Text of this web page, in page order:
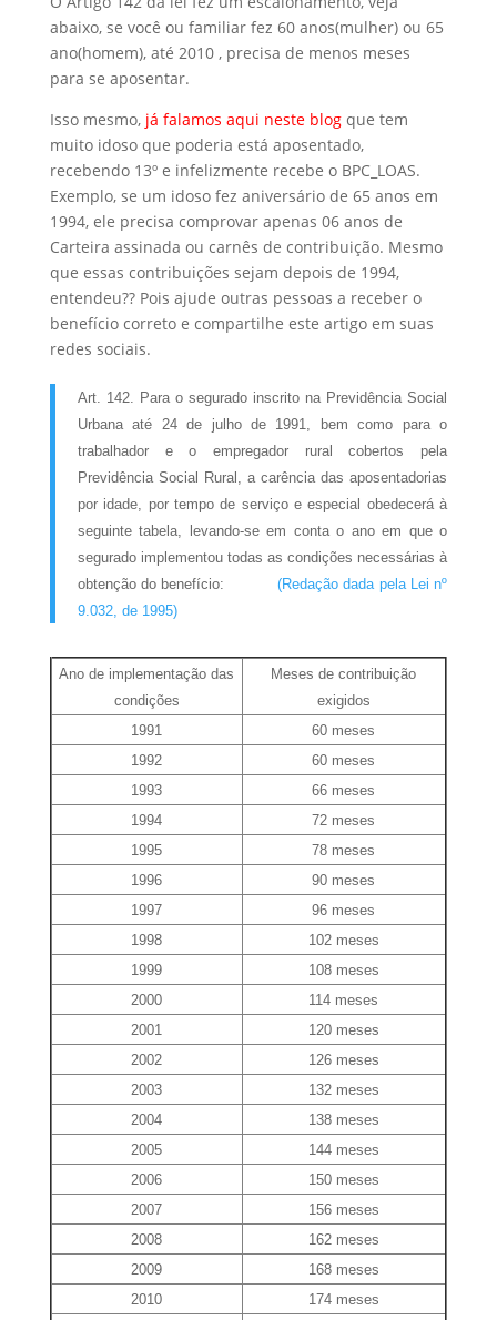
abaixo, se você ou familiar fez 60 anos(mulher) ou 65
ano(homem), até 2010 , precisa de menos meses
para se aposentar.
Isso mesmo,já falamos aqui neste blogque tem
muito idoso que poderia está aposentado,
recebendo 13º e infelizmente recebe o BPC_LOAS.
Exemplo, se um idoso fez aniversário de 65 anos em
1994, ele precisa comprovar apenas 06 anos de
Carteira assinada ou carnês de contribuição. Mesmo
que essas contribuições sejam depois de 1994,
entendeu?? Pois ajude outras pessoas a receber o
benefício correto e compartilhe este artigo em suas
redes sociais.
Art. 142. Para o segurado inscrito na Previdência Social
Urbana até 24 de julho de 1991, bem como para o
trabalhador e o empregador rural cobertos pela
Previdência Social Rural, a carência das aposentadorias
por idade, por tempo de serviço e especial obedecerá à
seguinte tabela, levando-se em conta o ano em que o
segurado implementou todas as condições necessárias à
obtenção do benefício: (Redação dada pela Lei nº
9.032, de 1995)
Ano de implementação das
condições
Meses de contribuição
exigidos
1991
60 meses
1992
60 meses
1993
66 meses
1994
72 meses
1995
78 meses
1996
90 meses
1997
96 meses
1998
102 meses
1999
108 meses
2000
114 meses
2001
120 meses
2002
126 meses
2003
132 meses
2004
138 meses
2005
144 meses
2006
150 meses
2007
156 meses
2008
162 meses
2009
168 meses
2010
174 meses